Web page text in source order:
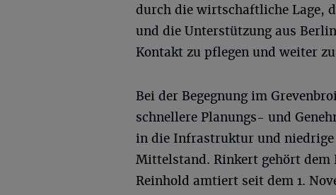
durch die wirtschaftliche Lage,
und die Unterstützung aus
Kontakt zu pflegen und weiter
Bei der Begegnung im
schnellere Planungs- und
in die Infrastruktur und
Mittelstand. Rinkert gehört dem
Reinhold amtiert seit dem 1.